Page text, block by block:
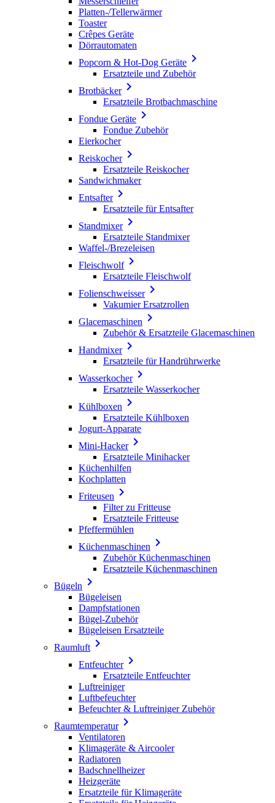
Platten-/Tellerwärmer
Toaster
Crêpes Geräte
Dörrautomaten
Popcorn & Hot-Dog Geräte 
Ersatzteile und Zubehör
Brotbäcker
Ersatzteile Brotbachmaschine
Fondue Geräte 
Fondue Zubehör
Eierkocher
Reiskocher
Ersatzteile Reiskocher
Sandwichmaker
Entsafter
Ersatzteile für Entsafter
Standmixer
Ersatzteile Standmixer
Waffel-/Brezeleisen
Fleischwolf
Ersatzteile Fleischwolf
Folienschweisser
Vakumier Ersatzrollen
Glacemaschinen 
Zubehör & Ersatzteile Glacemaschinen
Handmixer
Ersatzteile für Handrührwerke
Wasserkocher
Ersatzteile Wasserkocher
Kühlboxen 
Ersatzteile Kühlboxen
Jogurt-Apparate
Mini-Hacker
Ersatzteile Minihacker
Küchenhilfen
Kochplatten
Friteusen 
Filter zu Fritteuse
Ersatzteile Fritteuse
Pfeffermühlen
Küchenmaschinen 
Zubehör Küchenmaschinen
Ersatzteile Küchenmaschinen
Bügeln 
Bügeleisen
Dampfstationen
Bügel-Zubehör
Bügeleisen Ersatzteile
Raumluft 
Entfeuchter
Ersatzteile Entfeuchter
Luftreiniger
Luftbefeuchter
Befeuchter & Luftreiniger Zubehör
Raumtemperatur
Ventilatoren
Klimageräte & Aircooler
Radiatoren
Badschnellheizer
Heizgeräte
Ersatzteile für Klimageräte